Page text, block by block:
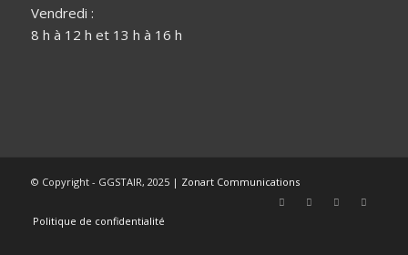
Vendredi :
8 h à 12 h et 13 h à 16 h
© Copyright - GGSTAIR, 2025 | Zonart Communications
Politique de confidentialité